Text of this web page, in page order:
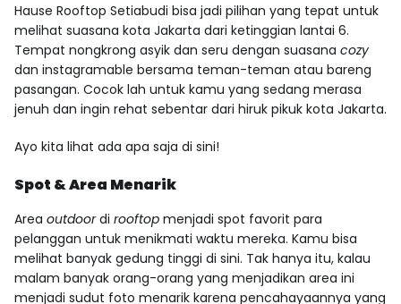
Hause Rooftop Setiabudi bisa jadi pilihan yang tepat untuk
melihat suasana kota Jakarta dari ketinggian lantai 6.
Tempat nongkrong asyik dan seru dengan suasana cozy
dan instagramable bersama teman-teman atau bareng
pasangan. Cocok lah untuk kamu yang sedang merasa
jenuh dan ingin rehat sebentar dari hiruk pikuk kota Jakarta.
Ayo kita lihat ada apa saja di sini!
Spot & Area Menarik
Area outdoordi rooftop menjadi spot favorit para
pelanggan untuk menikmati waktu mereka. Kamu bisa
melihat banyak gedung tinggi di sini. Tak hanya itu, kalau
malam banyak orang-orang yang menjadikan area ini
menjadi sudut foto menarik karena pencahayaannya yang